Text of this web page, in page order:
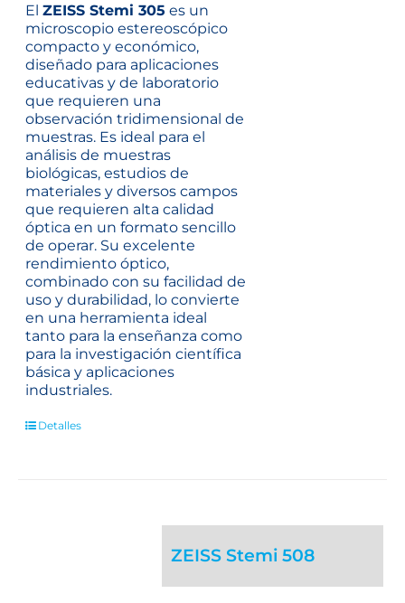
ElZEISS Stemi 305 es un
microscopio estereoscópico
compacto y económico,
diseñado para aplicaciones
educativas y de laboratorio
que requieren una
observación tridimensional de
muestras. Es ideal para el
análisis de muestras
biológicas, estudios de
materiales y diversos campos
que requieren alta calidad
óptica en un formato sencillo
de operar. Su excelente
rendimiento óptico,
combinado con su facilidad de
uso y durabilidad, lo convierte
en una herramienta ideal
tanto para la enseñanza como
para la investigación científica
básica y aplicaciones
industriales.
Detalles
ZEISS Stemi 508